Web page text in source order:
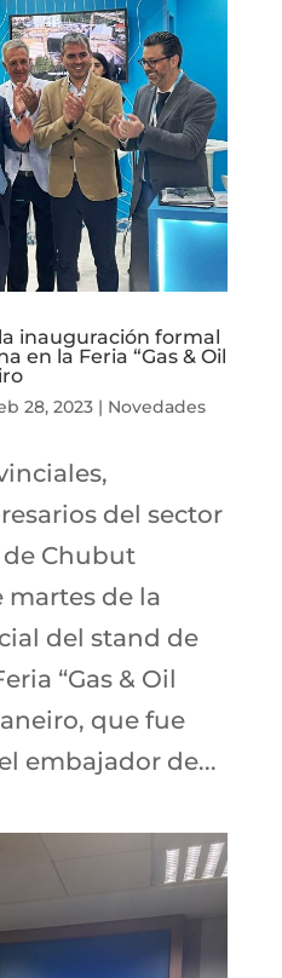
inauguración formal
en la Feria “Gas & Oil
28, 2023| Novedades
del sector
Chubut
de la
del stand de
“Gas & Oil
que fue
embajador de...